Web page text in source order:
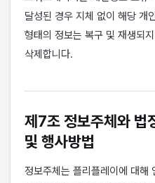
달성된 경우 지체 없이 해당 개
형태의 정보는 복구 및 재생되
삭제합니다.
제7조 정보주체와 법
및 행사방법
정보주체는 플리플레이에 대해